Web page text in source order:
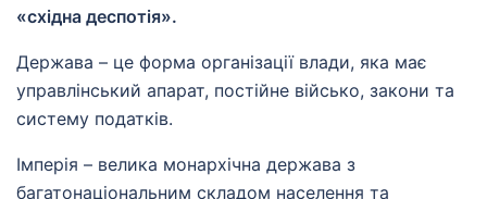
«східна деспотія».
Держава – це форма організації влади, яка має
управлінський апарат, постійне військо, закони та
систему податків.
Імперія – велика монархічна держава з
багатонаціональним складом населення та